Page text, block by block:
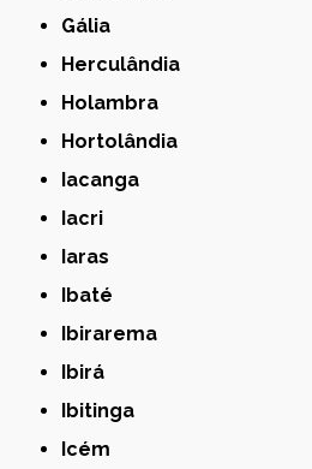
Gália
Herculândia
Holambra
Hortolândia
Iacanga
Iacri
Iaras
Ibaté
Ibirarema
Ibirá
Ibitinga
Icém